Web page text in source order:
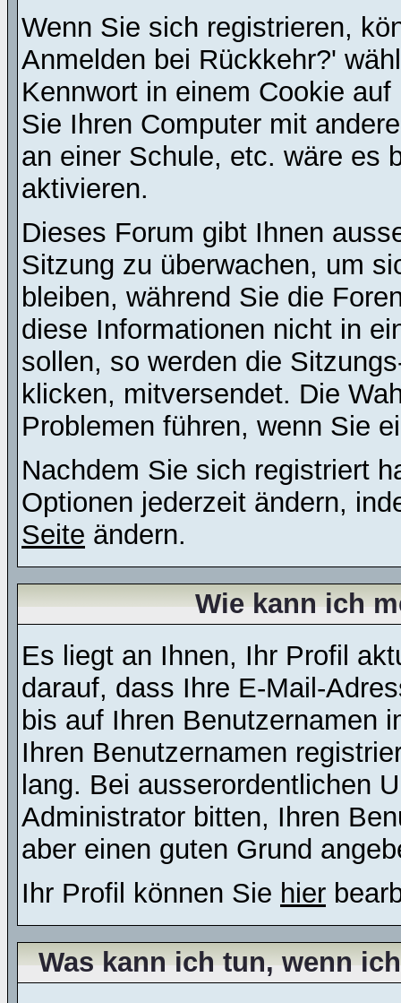
Wenn Sie sich registrieren,
Anmelden bei Rückkehr?'
Kennwort in einem Cookie
Sie Ihren Computer mit
an einer Schule, etc. wäre es
aktivieren.
Dieses Forum gibt Ihnen
Sitzung zu überwachen, um
bleiben, während Sie die
diese Informationen nicht in
sollen, so werden die
klicken, mitversendet. Die
Problemen führen, wenn Sie
Nachdem Sie sich registriert
Optionen jederzeit ändern,
Seite ändern.
Wie kann ich
Es liegt an Ihnen, Ihr Profil
darauf, dass Ihre E-Mail-
bis auf Ihren Benutzernamen
Ihren Benutzernamen
lang. Bei ausserordentlichen
Administrator bitten, Ihren
aber einen guten Grund
Ihr Profil können Sie hier
Was kann ich tun, wenn